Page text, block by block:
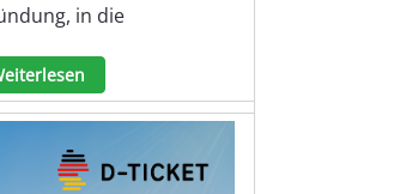
in die